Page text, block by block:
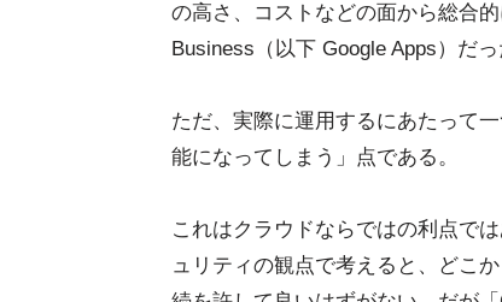
の高さ、コストなどの面から総合
Business（以下 Google Apps）だっ
ただ、実際に運用するにあたって
能になってしまう」点である。
これはクラウドならではの利点で
ュリティの観点で考えると、どこ